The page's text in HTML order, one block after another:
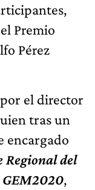
Premio
Pérez
el director
tras un
encargado
Regional del
GEM2020,